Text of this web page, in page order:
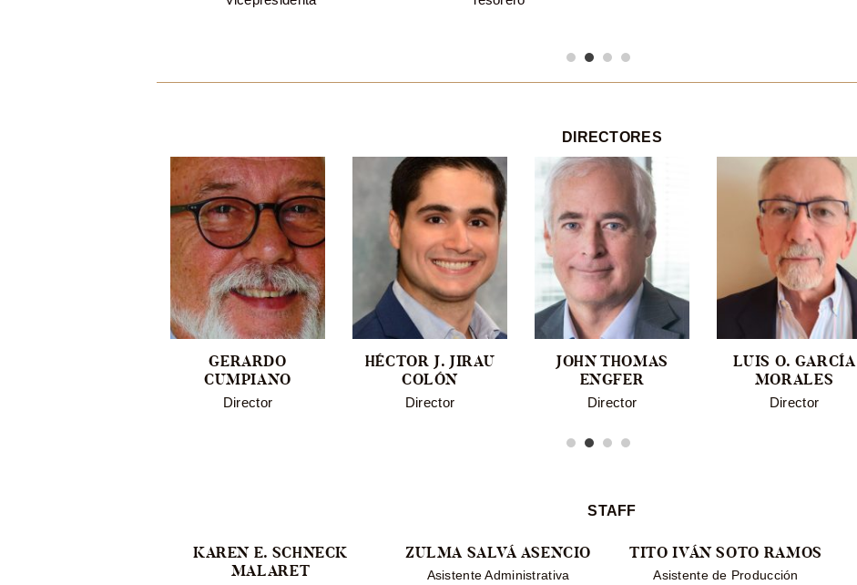
DIRECTORES
GERARDO
CUMPIANO
Director
HÉCTOR J. JIRAU
COLÓN
Director
JOHN THOMAS
ENGFER
Director
LUIS O. GARCÍA
MORALES
Director
STAFF
KAREN E. SCHNECK
MALARET
ZULMA SALVÁ ASENCIO
Asistente Administrativa
TITO IVÁN SOTO RAMOS
Asistente de Producción